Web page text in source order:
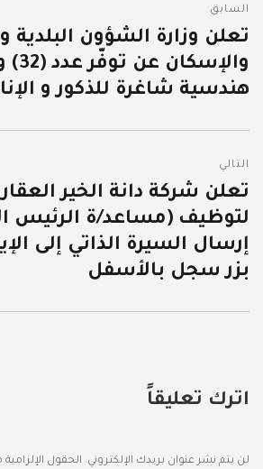
المقالات
السابق
المقالة
السابقة:
تعلن وزارة الشؤون البلدية
هندسية شاغرة للذكور و
التالي
المقالة
التالية:
تعلن شركة دانة الخير
لتوظيف (مساعد/ة الرئيس
إرسال السيرة الذاتي إلى
بزر سجل بالأسفل
اترك تعليقاً
لن يتم نشر عنوان بريدك الإلكتروني. الحقول الإلزامية